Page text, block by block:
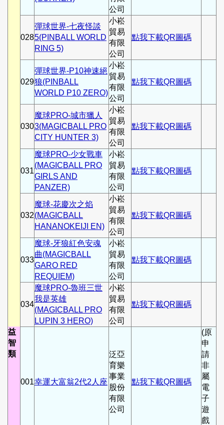
公司
028
彈球世界-七夜怪談
5(PINBALL WORLD
RING 5)
小崧
貿易
有限
公司
點我下載QR圖碼
029
彈球世界-P10神速絕
狼(PINBALL
WORLD P10 ZERO)
小崧
貿易
有限
公司
點我下載QR圖碼
030
魔球PRO-城市獵人
3(MAGICBALL PRO
CITY HUNTER 3)
小崧
貿易
有限
公司
點我下載QR圖碼
031
魔球PRO-少女戰車
(MAGICBALL PRO
GIRLS AND
PANZER)
小崧
貿易
有限
公司
點我下載QR圖碼
032
魔球-花慶次之焰
(MAGICBALL
HANANOKEIJI EN)
小崧
貿易
有限
公司
點我下載QR圖碼
033
魔球-牙狼紅色安魂
曲(MAGICBALL
GARO RED
REQUIEM)
小崧
貿易
有限
公司
點我下載QR圖碼
034
魔球PRO-魯班三世
我是英雄
(MAGICBALL PRO
LUPIN 3 HERO)
小崧
貿易
有限
公司
點我下載QR圖碼
益
智
類
001幸運大富翁2代2人座
泛亞
育樂
事業
股份
有限
公司
點我下載QR圖碼
(原
申
請
非
屬
電
子
遊
戲